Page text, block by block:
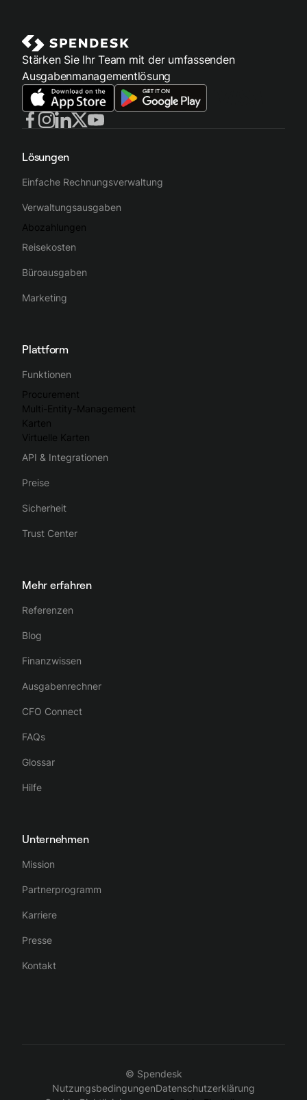
Stärken Sie Ihr Team mit der umfassenden
Ausgabenmanagementlösung
Lösungen
Einfache Rechnungsverwaltung
Verwaltungsausgaben
Abozahlungen
Reisekosten
Büroausgaben
Marketing
Plattform
Funktionen
Procurement
Multi-Entity-Management
Karten
Virtuelle Karten
API & Integrationen
Preise
Sicherheit
Trust Center
Mehr erfahren
Referenzen
Blog
Finanzwissen
Ausgabenrechner
CFO Connect
FAQs
Glossar
Hilfe
Unternehmen
Mission
Partnerprogramm
Karriere
Presse
Kontakt
© Spendesk
NutzungsbedingungenDatenschutzerklärung